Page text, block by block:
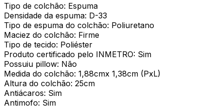
Tipo de colchão: Espuma
Densidade da espuma: D-33
Tipo de espuma do colchão: Poliuretano
Maciez do colchão: Firme
Tipo de tecido: Poliéster
Produto certificado pelo INMETRO: Sim
Possuiu pillow: Não
Medida do colchão: 1,88cmx 1,38cm (PxL)
Altura do colchão: 25cm
Antiácaros: Sim
Antimofo: Sim